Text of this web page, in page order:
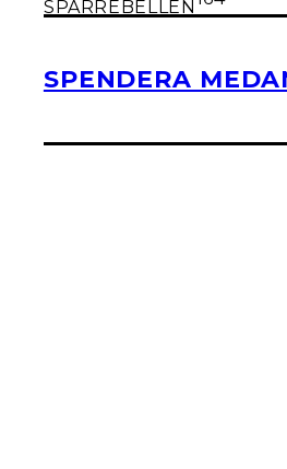
SPARREBELLEN
SPENDERA